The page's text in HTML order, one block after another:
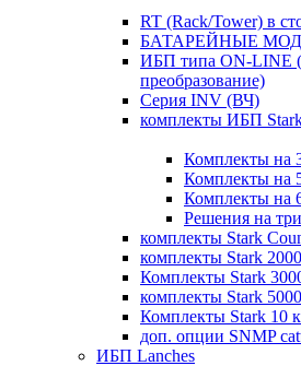
RT (Rack/Tower) в
БАТАРЕЙНЫЕ
ИБП типа ON-LINE
преобразование)
Серия INV (ВЧ)
комплекты ИБП
Комплекты на
Комплекты на
Комплекты на
Решения на
комплекты Stark
комплекты Stark
Комплекты Stark
комплекты Stark
Комплекты Stark 10
доп. опции SNMP
ИБП Lanches